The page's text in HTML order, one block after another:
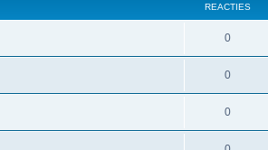
REACTIES
0
0
0